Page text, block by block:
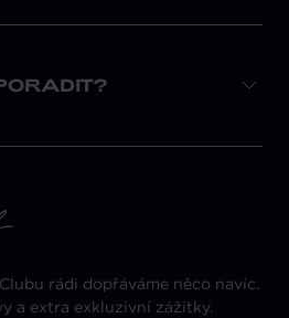
rádi dopřáváme něco navíc.
a extra exkluzivní zážitky.